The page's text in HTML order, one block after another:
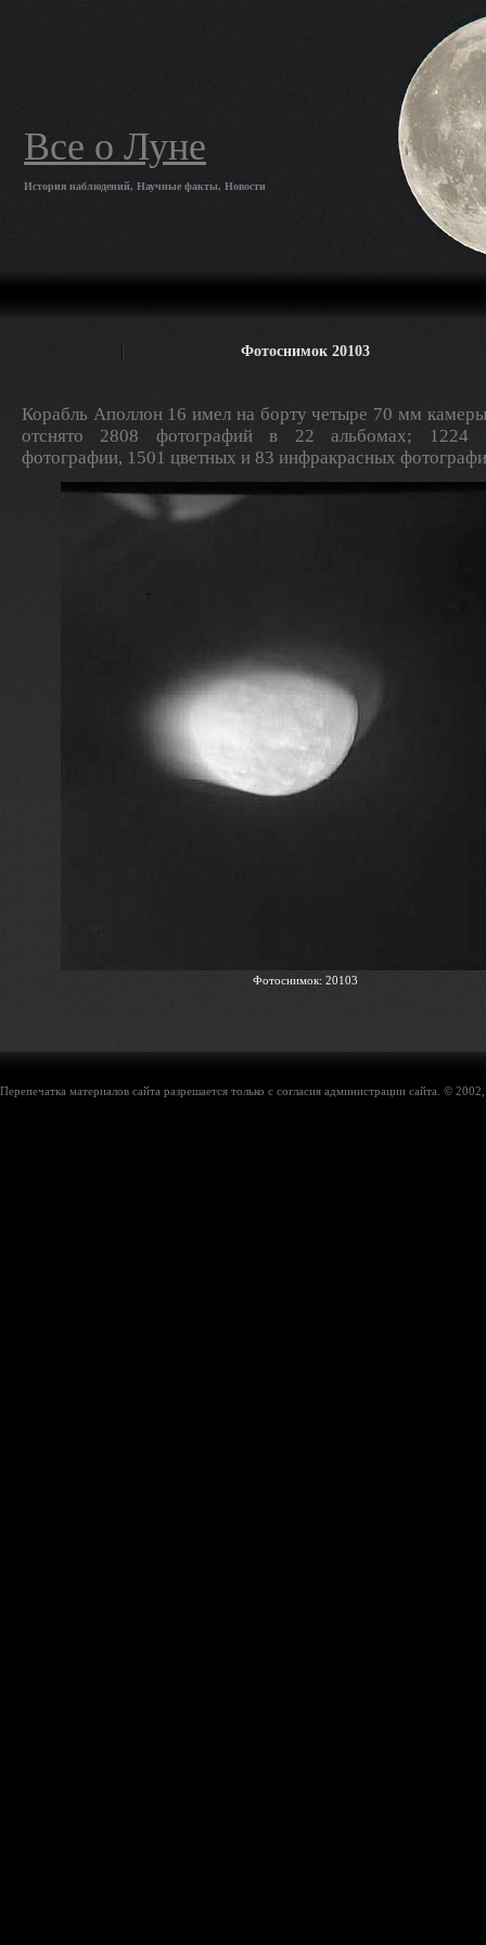
Все о Луне
История наблюдений, Научные факты, Новости
Фотоснимок 20103
Корабль Аполлон 16 имел на борту четыре 70 мм
отснято 2808 фотографий в 22 альбомах; 1224
фотографии, 1501 цветных и 83 инфракрасных
Фотоснимок: 20103
Перепечатка материалов сайта разрешается только с согласия администрации сайта. ©